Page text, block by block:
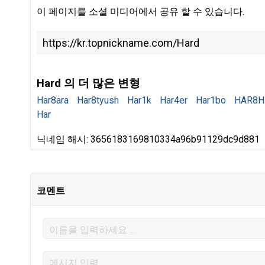
이 페이지를 소셜 미디어에서 공유 할 수 있습니다.
Hard 의 더 많은 변형
Har8ara Har8tyush Har1k Har4er Har1bo HAR8H
Har
닉네임 해시: 3656183169810334a96b91129dc9d881
코멘트